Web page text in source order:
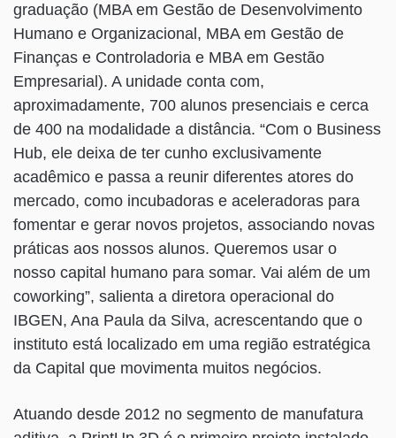
graduação (MBA em Gestão de Desenvolvimento
Humano e Organizacional, MBA em Gestão de
Finanças e Controladoria e MBA em Gestão
Empresarial). A unidade conta com,
aproximadamente, 700 alunos presenciais e cerca
de 400 na modalidade a distância. “Com o Business
Hub, ele deixa de ter cunho exclusivamente
acadêmico e passa a reunir diferentes atores do
mercado, como incubadoras e aceleradoras para
fomentar e gerar novos projetos, associando novas
práticas aos nossos alunos. Queremos usar o
nosso capital humano para somar. Vai além de um
coworking”, salienta a diretora operacional do
IBGEN, Ana Paula da Silva, acrescentando que o
instituto está localizado em uma região estratégica
da Capital que movimenta muitos negócios.
Atuando desde 2012 no segmento de manufatura